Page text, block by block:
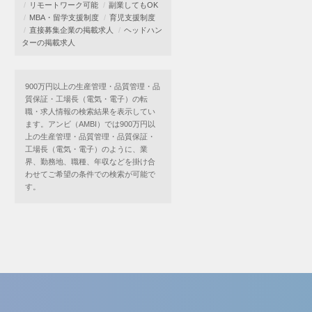
リモートワーク可能
副業してもOK
MBA・留学支援制度
育児支援制度
直接募集企業の掲載求人
ヘッドハン
ターの掲載求人
900万円以上の生産管理・品質管理・品
質保証・工場長（電気・電子）の転
職・求人情報の検索結果を表示してい
ます。アンビ（AMBI）では900万円以
上の生産管理・品質管理・品質保証・
工場長（電気・電子）のように、業
界、勤務地、職種、年収などを掛け合
わせてご希望の条件での検索が可能で
す。